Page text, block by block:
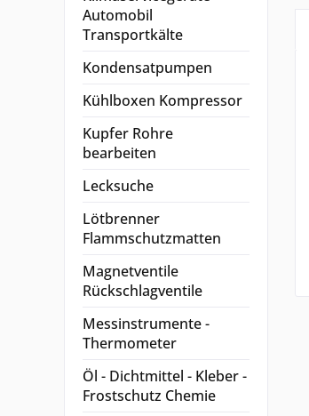
Automobil
Transportkälte
Kondensatpumpen
Kühlboxen Kompressor
Kupfer Rohre
bearbeiten
Lecksuche
Lötbrenner
Flammschutzmatten
Magnetventile
Rückschlagventile
Messinstrumente -
Thermometer
Öl - Dichtmittel - Kleber -
Frostschutz Chemie